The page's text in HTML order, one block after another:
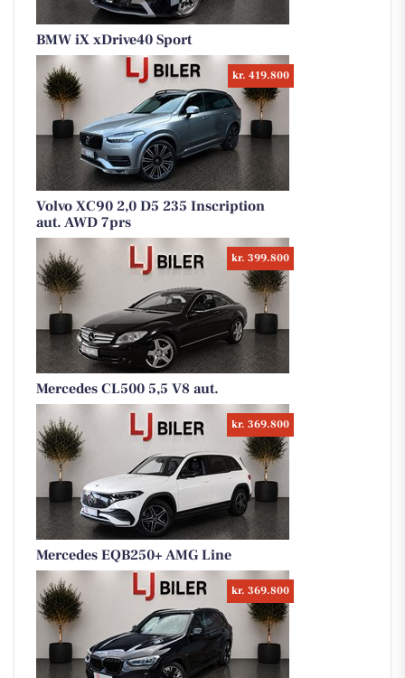
BMW iX xDrive40 Sport
kr. 419.800
Volvo XC90 2,0 D5 235 Inscription
aut. AWD 7prs
kr. 399.800
Mercedes CL500 5,5 V8 aut.
kr. 369.800
Mercedes EQB250+ AMG Line
kr. 369.800